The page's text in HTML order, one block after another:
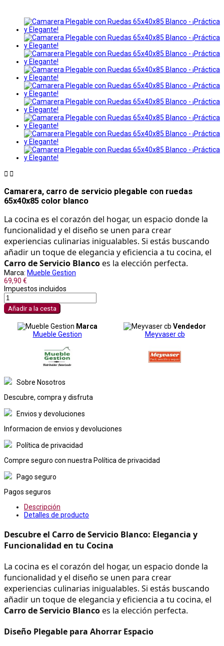
 
Camarera, carro de servicio plegable con ruedas
65x40x85 color blanco
La cocina es el corazón del hogar, un espacio donde la
funcionalidad y el diseño se unen para crear
experiencias culinarias inigualables. Si estás buscando
Carro de Servicio Blanco es la elección perfecta.
Marca: Mueble Gestion
69,90 €
Impuestos incluidos
Añadir a la cesta
Marca
Mueble Gestion
Vendedor
Meyvaser cb
Sobre Nosotros
Descubre, compra y disfruta
Envios y devoluciones
Informacion de envios y devoluciones
Política de privacidad
Compre seguro con nuestra Política de privacidad
Pago seguro
Pagos seguros
Descripción
Detalles de producto
Descubre el Carro de Servicio Blanco: Elegancia y
Funcionalidad en tu Cocina
La cocina es el corazón del hogar, un espacio donde la
funcionalidad y el diseño se unen para crear
experiencias culinarias inigualables. Si estás buscando
Carro de Servicio Blanco es la elección perfecta.
Diseño Plegable para Ahorrar Espacio